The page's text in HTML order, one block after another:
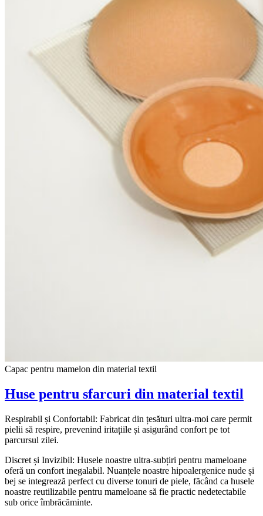
Capac pentru mamelon din material textil
Huse pentru sfarcuri din material textil
Respirabil și Confortabil: Fabricat din țesături ultra-moi care permit
pielii să respire, prevenind iritațiile și asigurând confort pe tot
parcursul zilei.
Discret și Invizibil: Husele noastre ultra-subțiri pentru mameloane
oferă un confort inegalabil. Nuanțele noastre hipoalergenice nude și
bej se integrează perfect cu diverse tonuri de piele, făcând ca husele
noastre reutilizabile pentru mameloane să fie practic nedetectabile
sub orice îmbrăcăminte.